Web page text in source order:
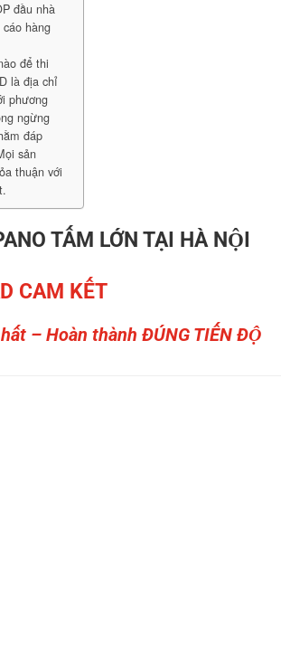
đầu nhà
hàng
để thi
là địa chỉ
phương
ngừng
đáp
sản
thuận với
TẤM LỚN TẠI HÀ NỘI
CAM KẾT
– Hoàn thành ĐÚNG TIẾN ĐỘ